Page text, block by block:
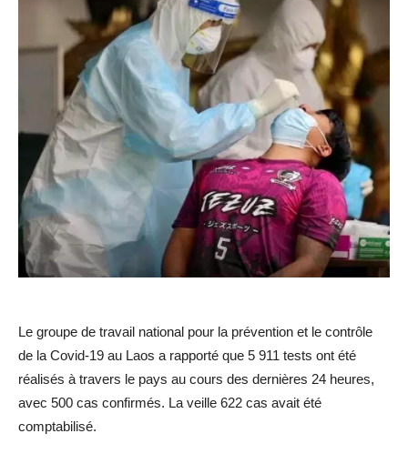
Le groupe de travail national pour la prévention et le contrôle
de la Covid-19 au Laos a rapporté que 5 911 tests ont été
réalisés à travers le pays au cours des dernières 24 heures,
avec 500 cas confirmés. La veille 622 cas avait été
comptabilisé.